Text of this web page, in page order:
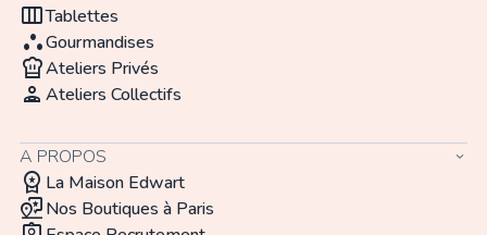
view_weekTablettes
atrGourmandises
chef_hatAteliers Privés
person_apron Ateliers Collectifs
A PROPOS keyboard_arrow_down
workspace_premium La Maison Edwart
map_pin_reviewNos Boutiques à Paris